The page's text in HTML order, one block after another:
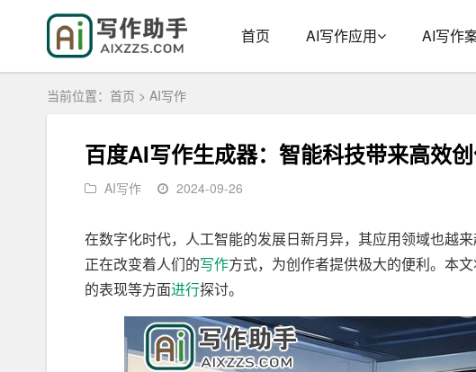
首页 AI写作应用 AI写作
当前位置： 首页 > AI写作
百度AI写作生成器：智能科技带来高效
AI写作 2024-09-26
在数字化时代，人工智能的发展日新月异，其应用领域也越来
正在改变着人们的写作方式，为创作者提供极大的便利。本
的表现等方面进行探讨。